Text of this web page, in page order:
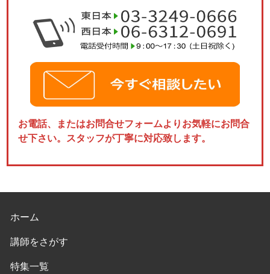
お電話、またはお問合せフォームよりお気軽にお問合
せ下さい。スタッフが丁寧に対応致します。
ホーム
講師をさがす
特集一覧